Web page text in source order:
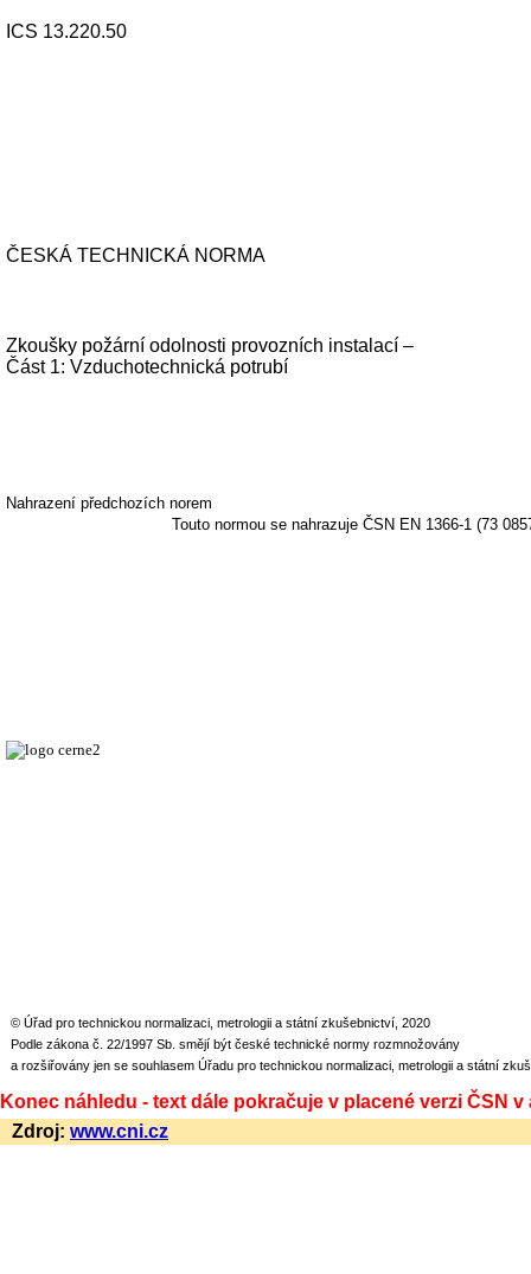
ICS 13.220.50
ČESKÁ TECHNICKÁ NORMA
Zkoušky požární odolnosti provozních instalací –
Část 1: Vzduchotechnická potrubí
Nahrazení předchozích norem
Touto normou se nahrazuje ČSN EN 1366-1 (73
© Úřad pro technickou normalizaci, metrologii a státní zkušebnictví, 2020
Podle zákona č. 22/1997 Sb. smějí být české technické normy rozmnožovány
a rozšiřovány jen se souhlasem Úřadu pro technickou normalizaci, metrologii a státní
Konec náhledu - text dále pokračuje v placené verzi ČSN
Zdroj: www.cni.cz